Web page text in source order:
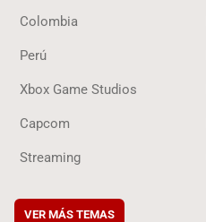
Colombia
Perú
Xbox Game Studios
Capcom
Streaming
VER MÁS TEMAS